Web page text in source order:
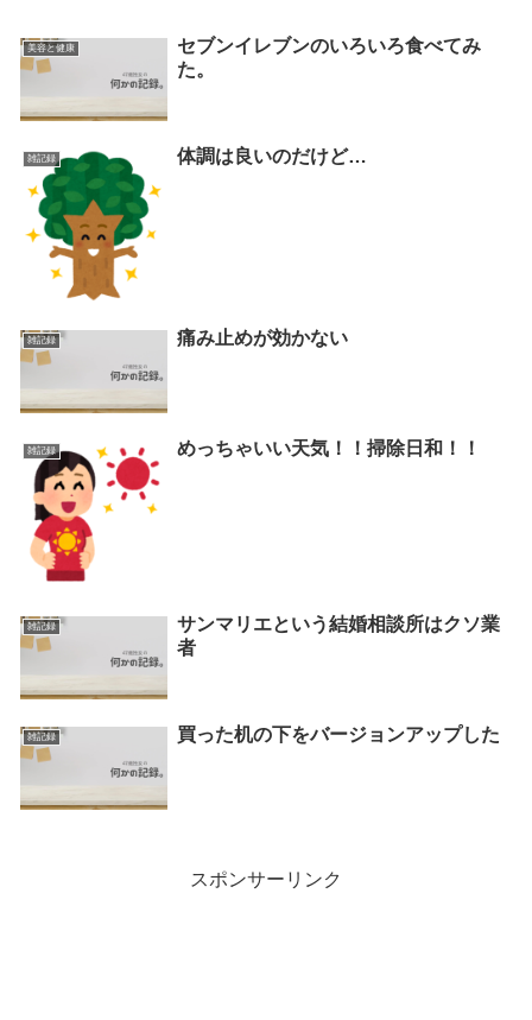
美容と健康
セブンイレブンのいろいろ食べてみ
た。
雑記録 体調は良いのだけど…
雑記録 痛み止めが効かない
雑記録 めっちゃいい天気！！掃除日和！！
雑記録
サンマリエという結婚相談所はクソ業
者
雑記録 買った机の下をバージョンアップした
スポンサーリンク